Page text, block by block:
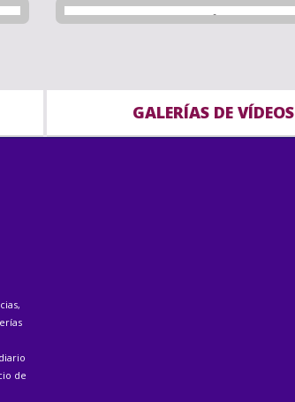
GALERÍAS DE VÍDEOS
de